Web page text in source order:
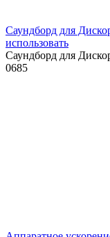
Саундборд для
использовать
Саундборд для
0685